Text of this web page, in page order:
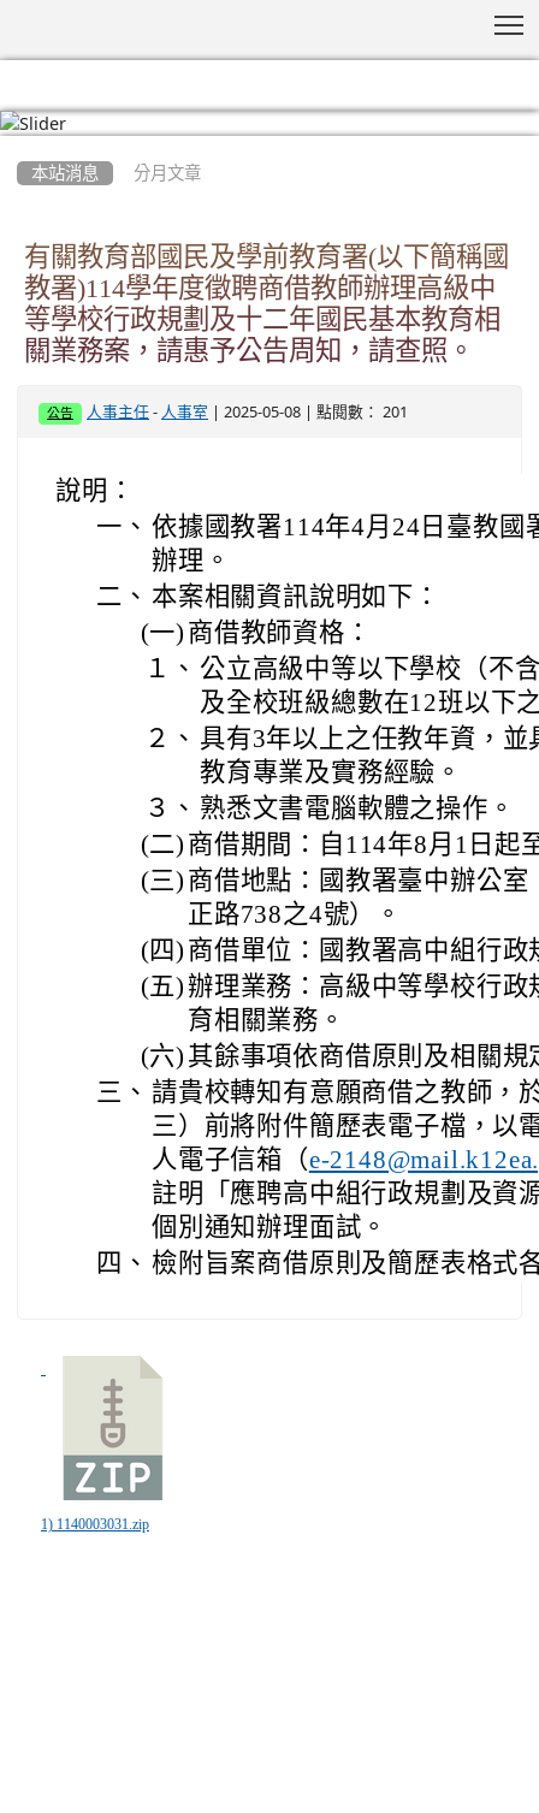
本站消息 分月文章
有關教育部國民及學前教育署(以下簡稱國
教署)114學年度徵聘商借教師辦理高級中
等學校行政規劃及十二年國民基本教育相
關業務案，請惠予公告周知，請查照。
公告 人事主任 - 人事室 | 2025-05-08 | 點閱數： 201
說明：
一、 依據國教署114年4月24日臺教國
辦理。
二、 本案相關資訊說明如下：
(一) 商借教師資格：
１、 公立高級中等以下學校（不
及全校班級總數在12班以下
２、 具有3年以上之任教年資，
教育專業及實務經驗。
３、 熟悉文書電腦軟體之操作。
(二) 商借期間：自114年8月1日起
(三) 商借地點：國教署臺中辦公
正路738之4號）。
(四) 商借單位：國教署高中組行政
(五)辦理業務：高級中等學校行
育相關業務。
(六) 其餘事項依商借原則及相關規
三、 請貴校轉知有意願商借之教師，
三）前將附件簡歷表電子檔，以
人電子信箱（e-
註明「應聘高中組行政規劃及資
個別通知辦理面試。
四、 檢附旨案商借原則及簡歷表格式
1) 1140003031.zip